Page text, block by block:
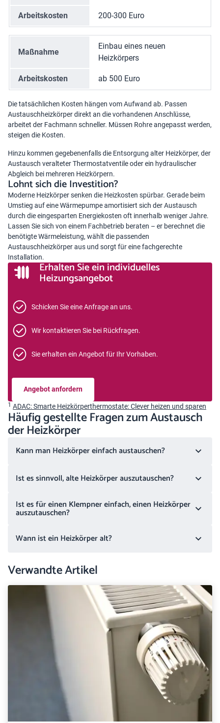
Arbeitskosten 200-300 Euro
Maßnahme
Einbau eines neuen
Heizkörpers
Arbeitskosten ab 500 Euro
Die tatsächlichen Kosten hängen vom Aufwand ab. Passen
Austauschheizkörper direkt an die vorhandenen Anschlüsse,
arbeitet der Fachmann schneller. Müssen Rohre angepasst werden,
steigen die Kosten.
Hinzu kommen gegebenenfalls die Entsorgung alter Heizkörper, der
Austausch veralteter Thermostatventile oder ein hydraulischer
Abgleich bei mehreren Heizkörpern.
Lohnt sich die Investition?
Moderne Heizkörper senken die Heizkosten spürbar. Gerade beim
Umstieg auf eine Wärmepumpe amortisiert sich der Austausch
durch die eingesparten Energiekosten oft innerhalb weniger Jahre.
Lassen Sie sich von einem Fachbetrieb beraten – er berechnet die
benötigte Wärmeleistung, wählt die passenden
Austauschheizkörper aus und sorgt für eine fachgerechte
Installation.
Erhalten Sie ein individuelles
Heizungsangebot
Schicken Sie eine Anfrage an uns.
Wir kontaktieren Sie bei Rückfragen.
Sie erhalten ein Angebot für Ihr Vorhaben.
Angebot anfordern
1 ADAC: Smarte Heizkörperthermostate: Clever heizen und sparen
Häufig gestellte Fragen zum Austausch
der Heizkörper
Kann man Heizkörper einfach austauschen?
Ist es sinnvoll, alte Heizkörper auszutauschen?
Ist es für einen Klempner einfach, einen Heizkörper
auszutauschen?
Wann ist ein Heizkörper alt?
Verwandte Artikel